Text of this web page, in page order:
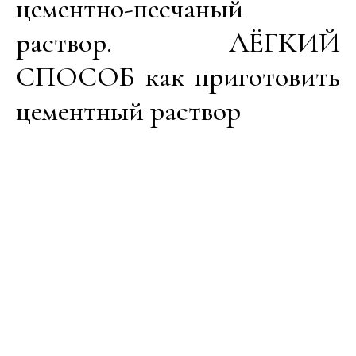
цементно-песчаный
раствор. ЛЁГКИЙ
СПОСОБ как приготовить
цементный раствор